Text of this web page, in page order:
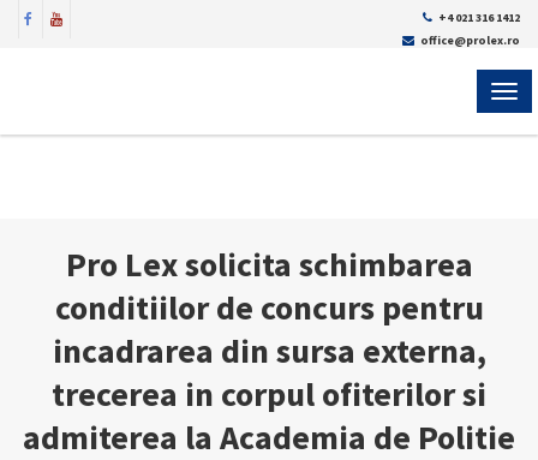
+4 021 316 1412
office@prolex.ro
Pro Lex solicita schimbarea
conditiilor de concurs pentru
incadrarea din sursa externa,
trecerea in corpul ofiterilor si
admiterea la Academia de Politie